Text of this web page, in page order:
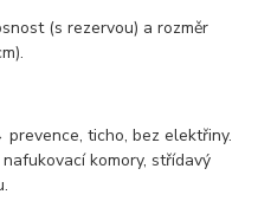
(s rezervou) a rozměr
ticho, bez elektřiny.
komory, střídavý